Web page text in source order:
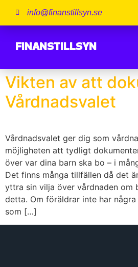
info@finanstillsyn.se
FINANSTILLSYN
Vikten av att
Vårdnadsvalet
Vårdnadsvalet ger dig som
möjligheten att tydligt
över var dina barn ska bo – i
Det finns många tillfällen då det
yttra sin vilja över vårdnaden om
detta. Om föräldrar inte har
som […]